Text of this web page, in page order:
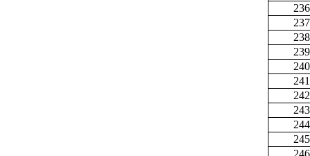
236
237
238
239
240
241
242
243
244
245
246